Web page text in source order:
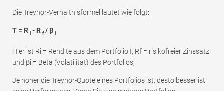
Die Treynor-Verhältnisformel lautet wie folgt:
T = R i - R f/ β i
Hier ist Ri = Rendite aus dem Portfolio I, Rf = risikofreier Zinssatz
und βi = Beta (Volatilität) des Portfolios,
Je höher die Treynor-Quote eines Portfolios ist, desto besser ist